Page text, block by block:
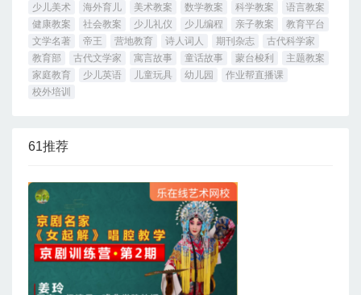
少儿美术 海外育儿 美术教案 数学教案 科学教案
语言教案
健康教案
社会教案 少儿礼仪 少儿编程 亲子教案
教育平台
文学名著
帝王 营地教育 诗人词人 期刊杂志
古代科学家
教育部
古代文学家 寓言故事 童话故事 蒙台梭利
主题教案
家庭教育
少儿英语 儿童玩具 幼儿园
作业帮直播课
校外培训
61推荐